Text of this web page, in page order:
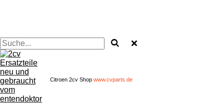
Citroen 2cv Shop www.cvparts.de